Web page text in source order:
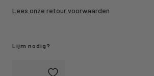
Lees onze retour voorwaarden
Lijm nodig?